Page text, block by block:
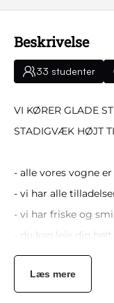
Beskrivelse
33 studenter
VI KØRER GLADE
STADIGVÆK HØJT
- alle vores vogne
- vi har alle
- vi har friske og
- du kan leje din
- 11 timers vogntur
Læs mere